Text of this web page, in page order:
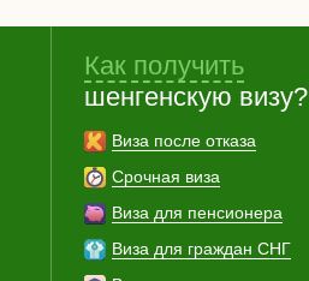
Как получить
шенгенскую визу?
Виза после отказа
Срочная виза
Виза для пенсионера
Виза для граждан СНГ